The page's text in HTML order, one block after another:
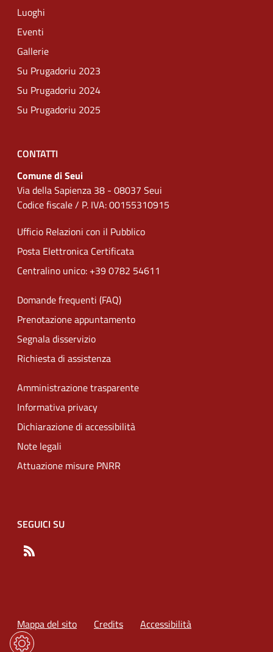
Luoghi
Eventi
Gallerie
Su Prugadoriu 2023
Su Prugadoriu 2024
Su Prugadoriu 2025
CONTATTI
Comune di Seui
Via della Sapienza 38 - 08037 Seui
Codice fiscale / P. IVA: 00155310915
Ufficio Relazioni con il Pubblico
Posta Elettronica Certificata
Centralino unico: +39 0782 54611
Domande frequenti (FAQ)
Prenotazione appuntamento
Segnala disservizio
Richiesta di assistenza
Amministrazione trasparente
Informativa privacy
Dichiarazione di accessibilità
Note legali
Attuazione misure PNRR
SEGUICI SU
Mappa del sito Credits Accessibilità